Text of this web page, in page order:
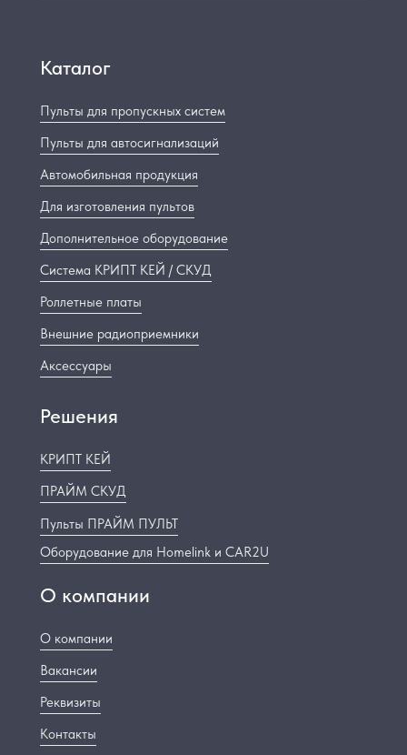
Каталог
Пульты для пропускных систем
Пульты для автосигнализаций
Автомобильная продукция
Для изготовления пультов
Дополнительное оборудование
Система КРИПТ КЕЙ / СКУД
Роллетные платы
Внешние радиоприемники
Аксессуары
О компании
О компании
Вакансии
Реквизиты
Контакты
Решения
КРИПТ КЕЙ
ПРАЙМ СКУД
Оборудование для Homelink и CAR2U
Пульты ПРАЙМ ПУЛЬТ